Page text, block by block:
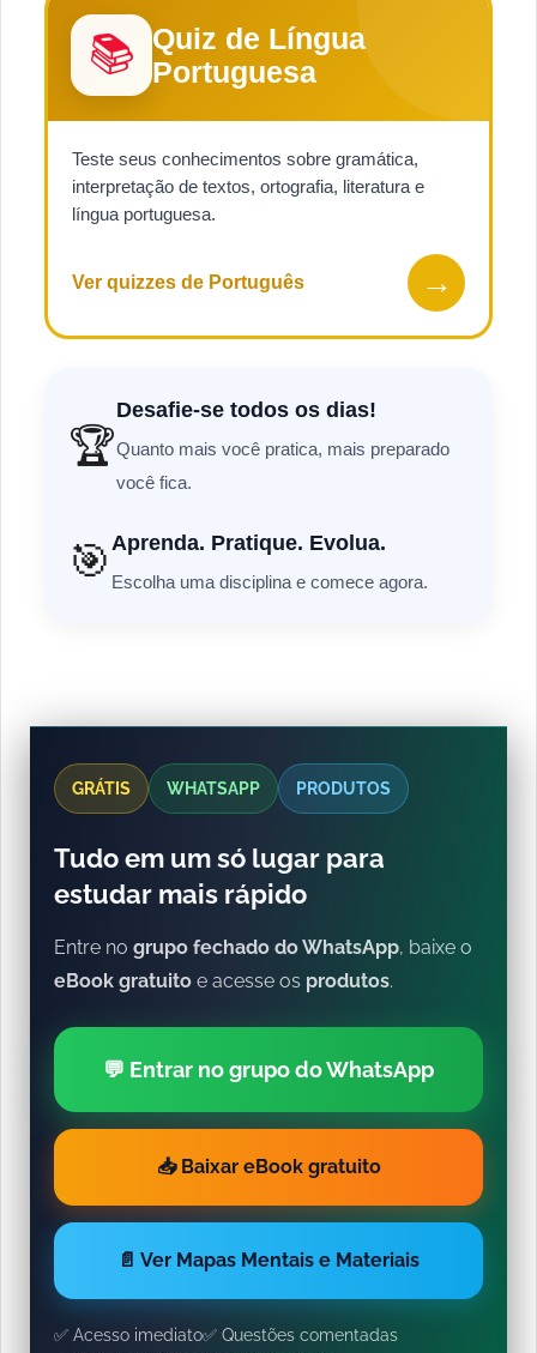
📚
Quiz de Língua
Portuguesa
Teste seus conhecimentos sobre gramática,
interpretação de textos, ortografia, literatura e
língua portuguesa.
Ver quizzes de Português →
🏆
Desafie-se todos os dias!
Quanto mais você pratica, mais preparado
você fica.
🎯 Aprenda. Pratique. Evolua.
Escolha uma disciplina e comece agora.
GRÁTIS WHATSAPP PRODUTOS
Tudo em um só lugar para
estudar mais rápido
Entre no grupo fechado do WhatsApp, baixe o
eBook gratuito e acesse os produtos.
💬 Entrar no grupo do WhatsApp
📥 Baixar eBook gratuito
📄 Ver Mapas Mentais e Materiais
✅ Acesso imediato✅ Questões comentadas